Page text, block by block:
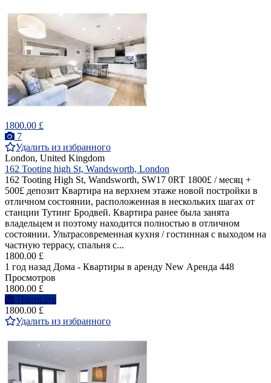
1800.00 £
7
Удалить из избранного
London, United Kingdom
162 Tooting high St, Wandsworth, London
162 Tooting High St, Wandsworth, SW17 0RT 1800£ / месяц +
500£ депозит Квартира на верхнем этаже новой постройки в
отличном состоянии, расположенная в нескольких шагах от
станции Тутинг Бродвей. Квартира ранее была занята
владельцем и поэтому находится полностью в отличном
состоянии. Ультрасовременная кухня / гостинная с выходом на
частную террасу, спальня с...
1800.00 £
1 год назад Дома - Квартиры в аренду New Аренда 448
Просмотров
1800.00 £
Написать
1800.00 £
Удалить из избранного